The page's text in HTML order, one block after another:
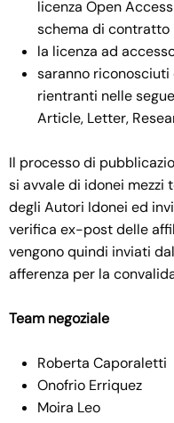
licenza Open
schema di contratto
la licenza ad
saranno riconosciuti
rientranti nelle
Article, Letter,
Il processo di
si avvale di idonei mezzi
degli Autori Idonei ed
verifica ex-post delle
vengono quindi inviati
afferenza per la
Team negoziale
Roberta Caporaletti
Onofrio Erriquez
Moira Leo